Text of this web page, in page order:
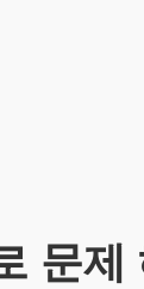
문제